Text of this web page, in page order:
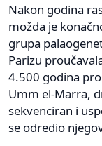
Nakon godina
možda je
grupa
Parizu
4.500 godina
Umm el-Marra,
sekvenciran i
se odredio